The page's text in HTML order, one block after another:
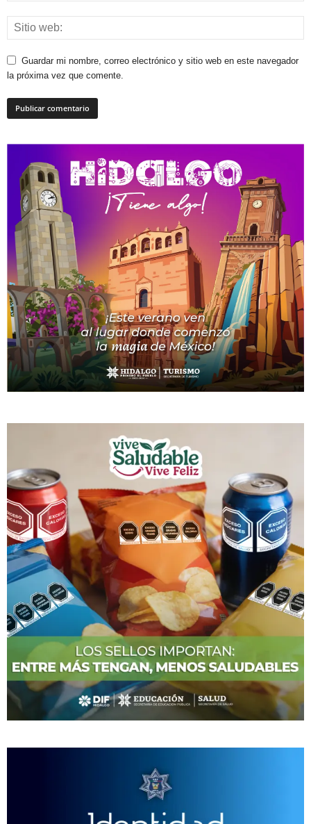
Guardar mi nombre, correo electrónico y sitio web en este navegador
la próxima vez que comente.